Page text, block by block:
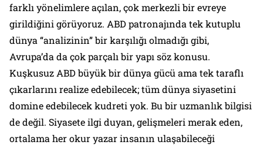
farklı yönelimlere açılan, çok merkezli bir evreye
girildiğini görüyoruz. ABD patronajında tek kutuplu
dünya “analizinin” bir karşılığı olmadığı gibi,
Avrupa’da da çok parçalı bir yapı söz konusu.
Kuşkusuz ABD büyük bir dünya gücü ama tek taraflı
çıkarlarını realize edebilecek; tüm dünya siyasetini
domine edebilecek kudreti yok. Bu bir uzmanlık bilgisi
de değil. Siyasete ilgi duyan, gelişmeleri merak eden,
ortalama her okur yazar insanın ulaşabileceği